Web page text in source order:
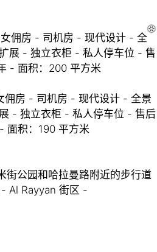
佣房 - 司机房 - 现代设计 - 全
展 - 独立衣柜 - 私人停车位 - 售
- 面积：200 平方米
房 - 司机房 - 现代设计 - 全景
- 独立衣柜 - 私人停车位 - 售后
面积：190 平方米
街公园和哈拉曼路附近的步行道
Al Rayyan 街区 -
❆
❆
❆